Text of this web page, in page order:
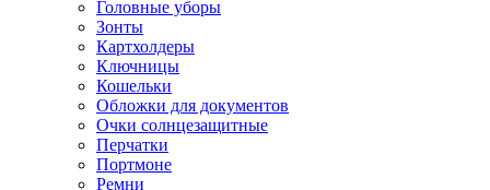
Головные уборы
Зонты
Картхолдеры
Ключницы
Кошельки
Обложки для документов
Очки солнцезащитные
Перчатки
Портмоне
Ремни